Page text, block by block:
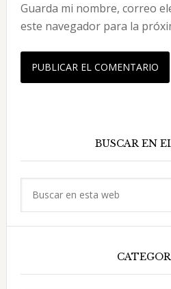
Guarda mi nombre, correo
este navegador para la
principal
BUSCAR EN